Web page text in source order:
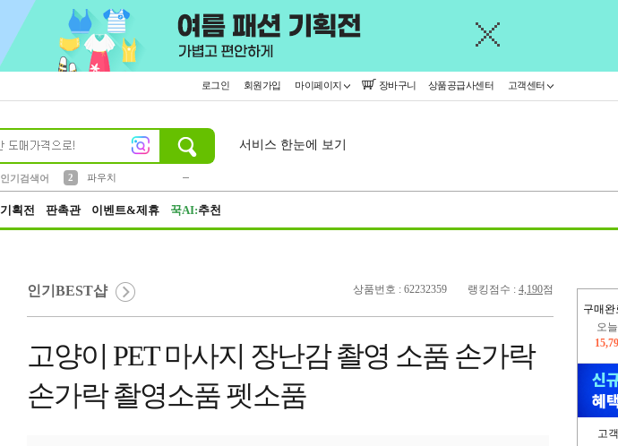
로그인 회원가입 마이페이지 장바구니 상품공급사센터 고객센터
인기검색어
2
파우치
3
모자
서비스 한눈에 보기
기획전 판촉관 이벤트&제휴 꾹AI:추천
구매완
고
상품번호 : 62232359 랭킹점수 : 4,190점
인기BEST샵
고양이 PET 마사지 장난감 촬영 소품 손가락
손가락 촬영소품 펫소품